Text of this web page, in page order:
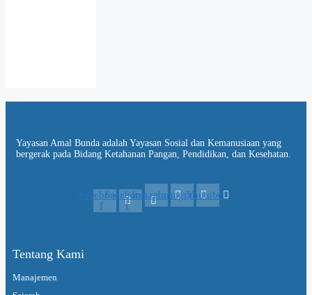
Yayasan Amal Bunda adalah Yayasan Sosial dan Kemanusiaan yang
bergerak pada Bidang Ketahanan Pangan, Pendidikan, dan Kesehatan.
Facebook-
f
Facebook-
f
InstagramInstagramYoutube
Tentang Kami
Manajemen